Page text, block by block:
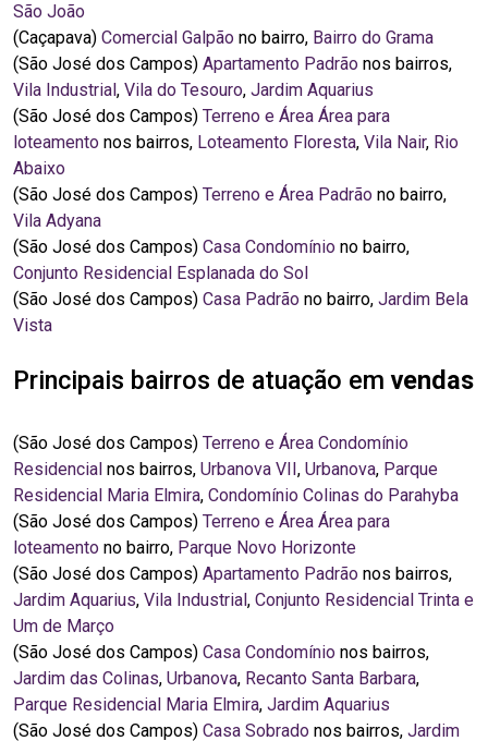
São João
(Caçapava) Comercial Galpão no bairro, Bairro do Grama
(São José dos Campos) Apartamento Padrão nos bairros,
Vila Industrial, Vila do Tesouro, Jardim Aquarius
(São José dos Campos) Terreno e Área Área para
loteamento nos bairros, Loteamento Floresta, Vila Nair, Rio
Abaixo
(São José dos Campos) Terreno e Área Padrão no bairro,
Vila Adyana
(São José dos Campos) Casa Condomínio no bairro,
Conjunto Residencial Esplanada do Sol
(São José dos Campos) Casa Padrão no bairro, Jardim Bela
Vista
Principais bairros de atuação emvendas
(São José dos Campos) Terreno e Área Condomínio
Residencial nos bairros, Urbanova VII, Urbanova, Parque
Residencial Maria Elmira, Condomínio Colinas do Parahyba
(São José dos Campos) Terreno e Área Área para
loteamento no bairro, Parque Novo Horizonte
(São José dos Campos) Apartamento Padrão nos bairros,
Jardim Aquarius, Vila Industrial, Conjunto Residencial Trinta e
Um de Março
(São José dos Campos) Casa Condomínio nos bairros,
Jardim das Colinas, Urbanova, Recanto Santa Barbara,
Parque Residencial Maria Elmira, Jardim Aquarius
(São José dos Campos) Casa Sobrado nos bairros, Jardim